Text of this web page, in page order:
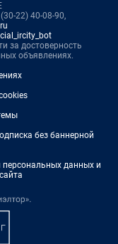
22) 40-08-90,
за достоверность
объявлениях.
без баннерной
персональных данных и